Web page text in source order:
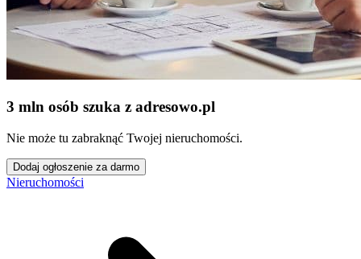
3 mln osób szuka z adresowo.pl
Nie może tu zabraknąć Twojej nieruchomości.
Dodaj ogłoszenie za darmo
Nieruchomości